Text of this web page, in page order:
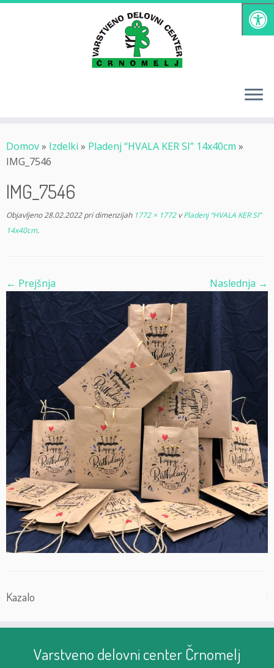
Skoči
Domov» Izdelki » Pladenj “HVALA KER SI” 14x40cm »
IMG_7546
IMG_7546
Objavljeno28.02.2022pri dimenzijah1772 × 1772vPladenj “HVALA KER SI”
14x40cm.
← Prejšnja Naslednja →
Kazalo
Varstveno delovni center Črnomelj